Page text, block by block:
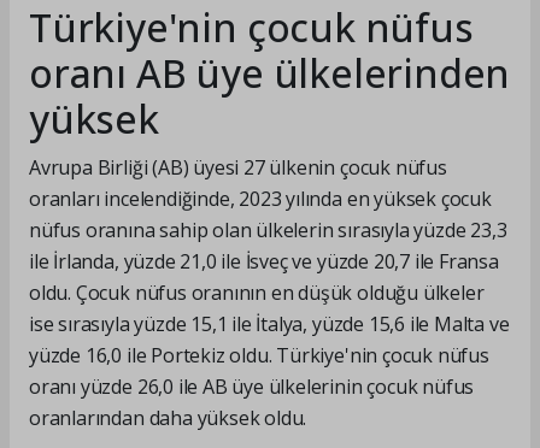
Türkiye'nin çocuk nüfus
oranı AB üye ülkelerinden
yüksek
Avrupa Birliği (AB) üyesi 27 ülkenin çocuk nüfus
oranları incelendiğinde, 2023 yılında en yüksek çocuk
nüfus oranına sahip olan ülkelerin sırasıyla yüzde 23,3
ile İrlanda, yüzde 21,0 ile İsveç ve yüzde 20,7 ile Fransa
oldu. Çocuk nüfus oranının en düşük olduğu ülkeler
ise sırasıyla yüzde 15,1 ile İtalya, yüzde 15,6 ile Malta ve
yüzde 16,0 ile Portekiz oldu. Türkiye'nin çocuk nüfus
oranı yüzde 26,0 ile AB üye ülkelerinin çocuk nüfus
oranlarından daha yüksek oldu.